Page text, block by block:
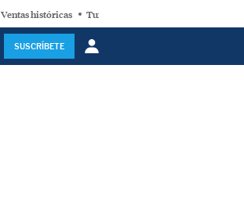
Ventas históricas Turbina eólica
SUSCRÍBETE